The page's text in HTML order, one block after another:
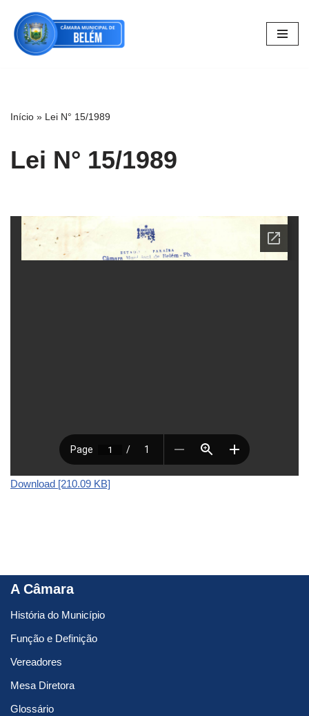
Pular
para
Início » Lei N° 15/1989
Lei N° 15/1989
Download [210.09 KB]
A Câmara
História do Município
Função e Definição
Vereadores
Mesa Diretora
Glossário